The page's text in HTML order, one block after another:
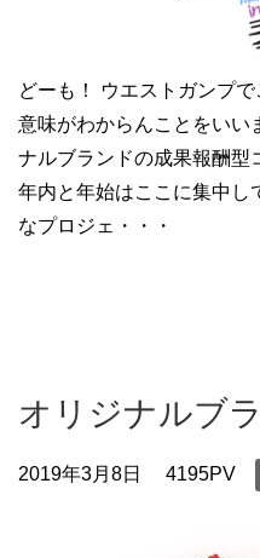
どーも！ ウエストガンプ
意味がわからんことをいい
ナルブランドの成果報酬型
年内と年始はここに集中し
なプロジェ・・・
オリジナルブ
2019年3月8日 4195PV